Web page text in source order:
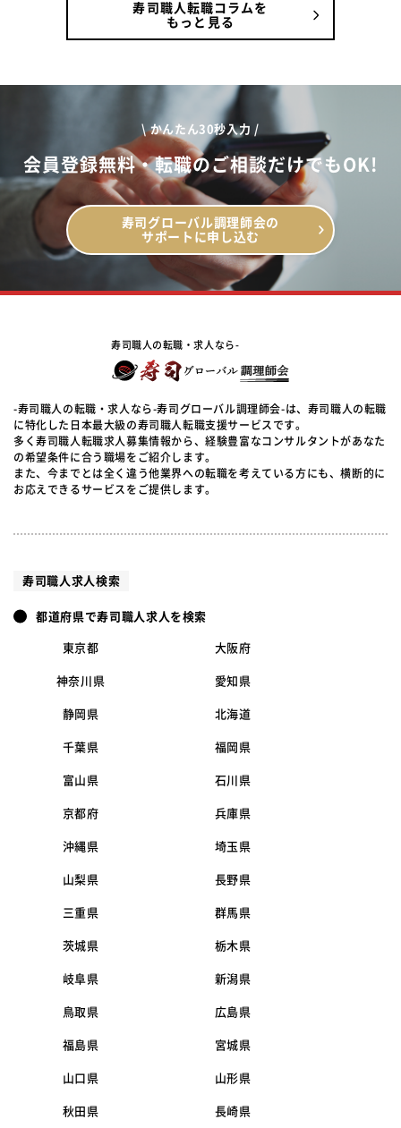
寿司職人転職コラムを
もっと見る
\ かんたん30秒入力 /
会員登録無料・転職のご相談だけでもOK!
寿司グローバル調理師会の
サポートに申し込む
寿司職人の転職・求人なら-
-寿司職人の転職・求人なら-寿司グローバル調理師会-は、寿司職人の転職
に特化した日本最大級の寿司職人転職支援サービスです。
多く寿司職人転職求人募集情報から、経験豊富なコンサルタントがあなた
の希望条件に合う職場をご紹介します。
また、今までとは全く違う他業界への転職を考えている方にも、横断的に
お応えできるサービスをご提供します。
寿司職人求人検索
都道府県で寿司職人求人を検索
東京都 大阪府
神奈川県 愛知県
静岡県 北海道
千葉県 福岡県
富山県 石川県
京都府 兵庫県
沖縄県 埼玉県
山梨県 長野県
三重県 群馬県
茨城県 栃木県
岐阜県 新潟県
鳥取県 広島県
福島県 宮城県
山口県 山形県
秋田県 長崎県